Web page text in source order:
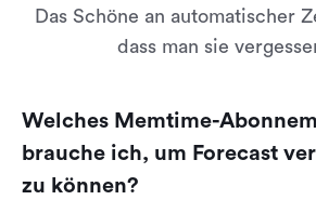
Das Schöne an automatischer
dass man sie
Welches Memtime-
brauche ich, um Forecast
zu können?